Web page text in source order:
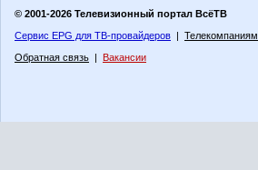
© 2001-2026 Телевизионный портал ВсёТВ
Сервис EPG для ТВ-провайдеров | Телекомпаниям
Обратная связь | Вакансии